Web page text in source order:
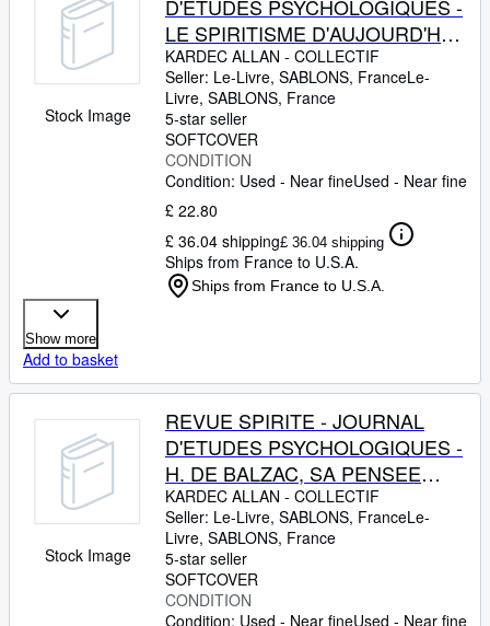
Stock Image
D'ETUDES PSYCHOLOGIQUES -
LE SPIRITISME D'AUJOURD'HUI
PAR JACOPO COMIN - PENSEE
ET CREATION PAR F. GOURON -
EXISTENCES ANTERIEURES ET
INDIVIDUALITE ACTUELLE PAR
ISSAÏAS -
KARDEC ALLAN - COLLECTIF
Seller: Le-Livre, SABLONS, FranceLe-
Livre, SABLONS, France
5-star seller
SOFTCOVER
CONDITION
Condition: Used - Near fineUsed - Near fine
£ 22.80
£ 36.04 shipping£ 36.04 shipping
Ships from France to U.S.A.
Ships from France to U.S.A.
Show more
Add to basket
Stock Image
REVUE SPIRITE - JOURNAL
D'ETUDES PSYCHOLOGIQUES -
H. DE BALZAC, SA PENSEE
SPIRITUALISTE ET
METAPHYSIQUE PAR L.
FOURCADE - LA MEDIUMNITE
MUSICALE DE R. BROWN PAR
GENTE - DIEU EXISTE-T-IL?
KARDEC ALLAN - COLLECTIF
Seller: Le-Livre, SABLONS, FranceLe-
Livre, SABLONS, France
5-star seller
SOFTCOVER
CONDITION
Condition: Used - Near fineUsed - Near fine